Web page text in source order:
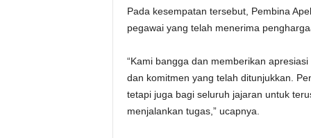
Pada kesempatan tersebut, Pembina
pegawai yang telah menerima
“Kami bangga dan memberikan
dan komitmen yang telah ditunjukkan.
tetapi juga bagi seluruh jajaran untuk
menjalankan tugas,” ucapnya.